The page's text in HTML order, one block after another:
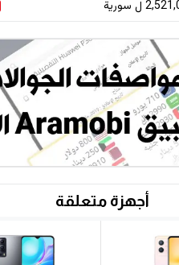
أجهزة متعلقة